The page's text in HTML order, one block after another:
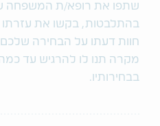
שתפו את רופא/ת המשפחה
בהתלבטות, בקשו את עזרתו
חוות דעתו על הבחירה
מקרה תנו לו להרגיש עד
בבחירותיו.